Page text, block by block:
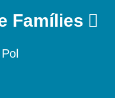
Famílies